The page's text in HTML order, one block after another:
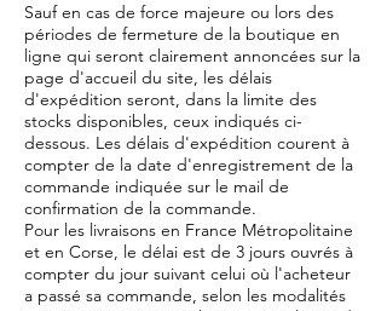
Sauf en cas de force majeure ou lors des
périodes de fermeture de la boutique en
ligne qui seront clairement annoncées sur la
page d'accueil du site, les délais
d'expédition seront, dans la limite des
stocks disponibles, ceux indiqués ci-
dessous. Les délais d'expédition courent à
compter de la date d'enregistrement de la
commande indiquée sur le mail de
confirmation de la commande.
Pour les livraisons en France Métropolitaine
et en Corse, le délai est de 3 jours ouvrés à
compter du jour suivant celui où l'acheteur
a passé sa commande, selon les modalités